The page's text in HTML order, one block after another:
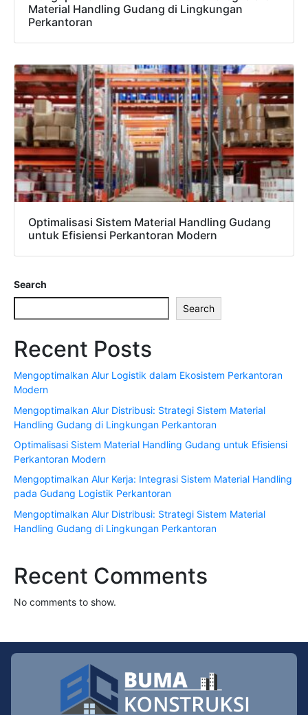
Material Handling Gudang di Lingkungan
Perkantoran
Optimalisasi Sistem Material Handling Gudang
untuk Efisiensi Perkantoran Modern
Search
Search
Recent Posts
Mengoptimalkan Alur Logistik dalam Ekosistem Perkantoran
Modern
Mengoptimalkan Alur Distribusi: Strategi Sistem Material
Handling Gudang di Lingkungan Perkantoran
Optimalisasi Sistem Material Handling Gudang untuk Efisiensi
Perkantoran Modern
Mengoptimalkan Alur Kerja: Integrasi Sistem Material Handling
pada Gudang Logistik Perkantoran
Mengoptimalkan Alur Distribusi: Strategi Sistem Material
Handling Gudang di Lingkungan Perkantoran
Recent Comments
No comments to show.